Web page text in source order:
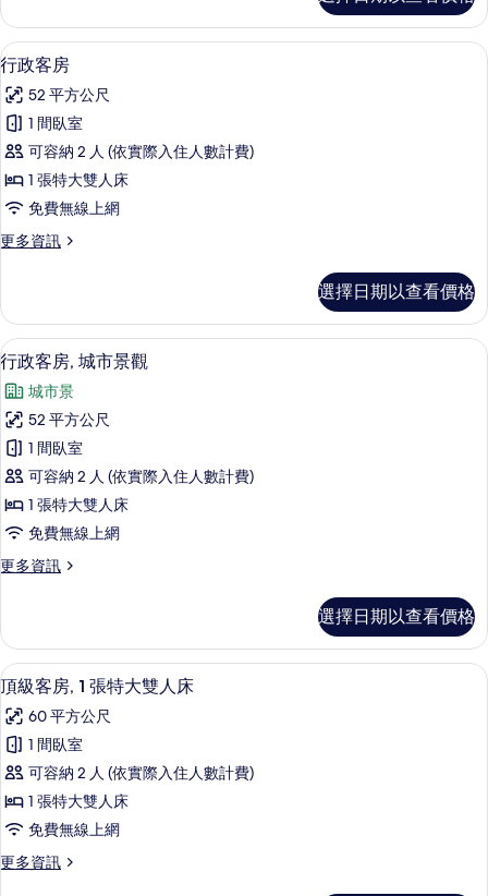
大
雙
人
床
的
所
有
相
片
客
房,
1
張
特
大
人
床
的
詳
情
顯
示
行
政
客
房
的
所
相
片
高級寢具、羽絨被、客房內保險箱、書
5
行政客房
52 平方公尺
1 間臥室
可容納 2 人 (依實際入住人數計費)
1 張特大雙人床
免費無線上網
更多資訊
更
客
房
的
詳
情
選擇日期以查看價格
顯
示
行
政
客
房,
城
市
景
的
所
有
相
片
行政客房, 城市景觀 | 高級寢具、羽絨
8
行政客房, 城市景觀
城市景
52 平方公尺
1 間臥室
可容納 2 人 (依實際入住人數計費)
1 張特大雙人床
免費無線上網
更多資訊
更
客
房,
城
市
景
觀
詳
情
選擇日期以查看價格
顯
示
頂
級
客
房,
張
高級寢具、羽絨被、客房內保險箱、書
5
頂級客房, 1 張特大雙人床
60 平方公尺
1 間臥室
可容納 2 人 (依實際入住人數計費)
1 張特大雙人床
免費無線上網
更多資訊
更